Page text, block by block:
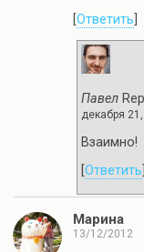
Ответить
Павел
декабря
Взаимно!
Ответить
Марина
13/12/2012